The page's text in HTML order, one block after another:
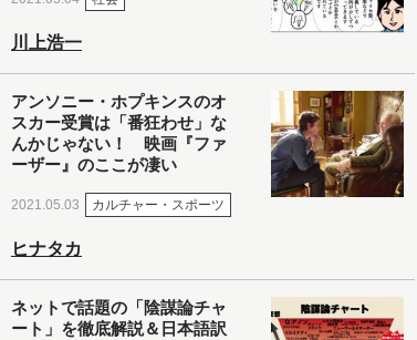
川上浩一
アンソニー・ホプキンスのオ
スカー受賞は「番狂わせ」な
んかじゃない！ 映画『ファ
ーザー』のここが凄い
2021.05.03 カルチャー・スポーツ
ヒナタカ
ネットで話題の「陰謀論チャ
ート」を徹底解説＆日本語訳